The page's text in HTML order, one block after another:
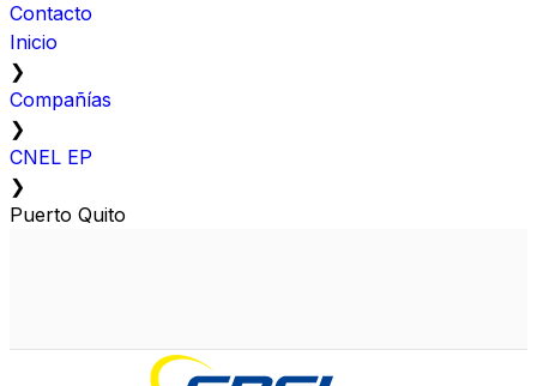
Contacto
Inicio
❯
Compañías
❯
CNEL EP
❯
Puerto Quito